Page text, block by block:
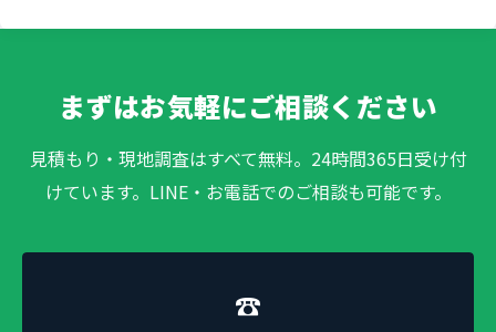
まずはお気軽にご相談ください
見積もり・現地調査はすべて無料。24時間365日受け付
けています。LINE・お電話でのご相談も可能です。
☎